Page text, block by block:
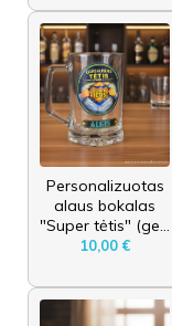
Personalizuotas
alaus bokalas
"Super tėtis" (ge...
10,00 €